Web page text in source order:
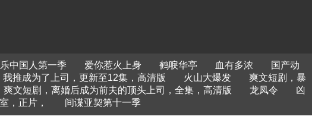
中国人第一季 爱你惹火上身 鹤唳华亭 血有多浓
国产动
我推成为了上司，更新至12集，高清版 火山大爆发
爽文短剧，暴
爽文短剧，离婚后成为前夫的顶头上司，全集，高清版 龙凤令
凶
，正片， 间谍亚契第十一季